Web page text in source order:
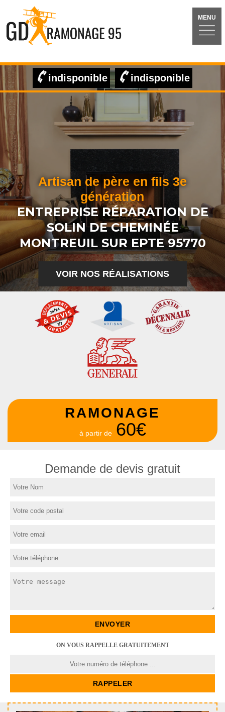
MENU
indisponible indisponible
Artisan de père en fils 3e
génération
ENTREPRISE RÉPARATION DE
SOLIN DE CHEMINÉE
MONTREUIL SUR EPTE 95770
VOIR NOS RÉALISATIONS
RAMONAGE
à partir de 60€
Demande de devis gratuit
ON VOUS RAPPELLE GRATUITEMENT